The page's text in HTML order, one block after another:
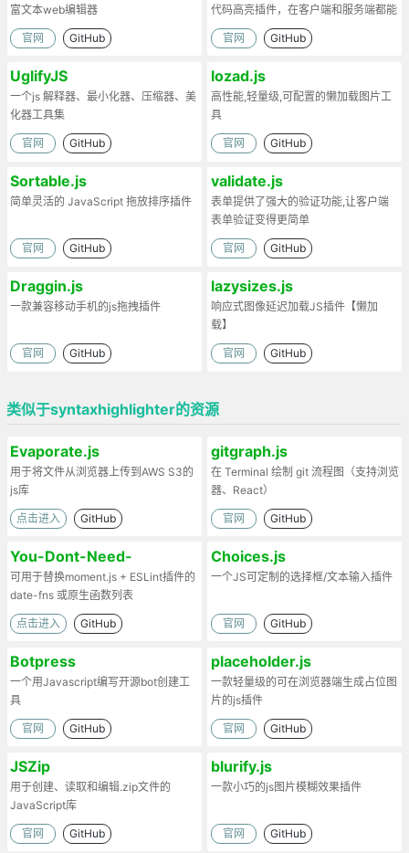
富文本web编辑器
官网 GitHub
代码高亮插件，在客户端和服务端都能
工作。
官网 GitHub
UglifyJS
一个js 解释器、最小化器、压缩器、美
化器工具集
官网 GitHub
lozad.js
高性能,轻量级,可配置的懒加载图片工
具
官网 GitHub
Sortable.js
简单灵活的 JavaScript 拖放排序插件
官网 GitHub
validate.js
表单提供了强大的验证功能,让客户端
表单验证变得更简单
官网 GitHub
Draggin.js
一款兼容移动手机的js拖拽插件
官网 GitHub
lazysizes.js
响应式图像延迟加载JS插件【懒加
载】
官网 GitHub
类似于syntaxhighlighter的资源
Evaporate.js
用于将文件从浏览器上传到AWS S3的
js库
点击进入 GitHub
gitgraph.js
在 Terminal 绘制 git 流程图（支持浏览
器、React）
官网 GitHub
You-Dont-Need-
Momentjs
可用于替换moment.js + ESLint插件的
date-fns 或原生函数列表
点击进入 GitHub
Choices.js
一个JS可定制的选择框/文本输入插件
官网 GitHub
Botpress
一个用Javascript编写开源bot创建工
具
官网 GitHub
placeholder.js
一款轻量级的可在浏览器端生成占位图
片的js插件
官网 GitHub
JSZip
用于创建、读取和编辑.zip文件的
JavaScript库
官网 GitHub
blurify.js
一款小巧的js图片模糊效果插件
官网 GitHub